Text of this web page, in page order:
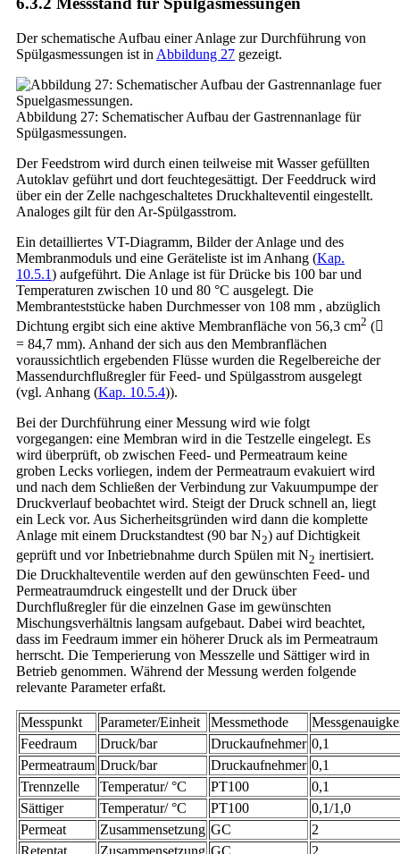
Der schematische Aufbau einer Anlage zur Durchführung von
Spülgasmessungen ist in Abbildung 27 gezeigt.
Abbildung 27: Schematischer Aufbau der Gastrennanlage für
Spülgasmessungen.
Der Feedstrom wird durch einen teilweise mit Wasser gefüllten
Autoklav geführt und dort feuchtegesättigt. Der Feeddruck wird
über ein der Zelle nachgeschaltetes Druckhalteventil eingestellt.
Analoges gilt für den Ar-Spülgasstrom.
Ein detailliertes VT-Diagramm, Bilder der Anlage und des
Membranmoduls und eine Geräteliste ist im Anhang (Kap.
10.5.1) aufgeführt. Die Anlage ist für Drücke bis 100 bar und
Temperaturen zwischen 10 und 80 °C ausgelegt. Die
Membranteststücke haben Durchmesser von 108 mm , abzüglich
Dichtung ergibt sich eine aktive Membranfläche von 56,3 cm2 (
= 84,7 mm). Anhand der sich aus den Membranflächen
voraussichtlich ergebenden Flüsse wurden die Regelbereiche der
Massendurchflußregler für Feed- und Spülgasstrom ausgelegt
(vgl. Anhang (Kap. 10.5.4)).
Bei der Durchführung einer Messung wird wie folgt
vorgegangen: eine Membran wird in die Testzelle eingelegt. Es
wird überprüft, ob zwischen Feed- und Permeatraum keine
groben Lecks vorliegen, indem der Permeatraum evakuiert wird
und nach dem Schließen der Verbindung zur Vakuumpumpe der
Druckverlauf beobachtet wird. Steigt der Druck schnell an, liegt
ein Leck vor. Aus Sicherheitsgründen wird dann die komplette
Anlage mit einem Druckstandtest (90 bar N2) auf Dichtigkeit
geprüft und vor Inbetriebnahme durch Spülen mit N2 inertisiert.
Die Druckhalteventile werden auf den gewünschten Feed- und
Permeatraumdruck eingestellt und der Druck über
Durchflußregler für die einzelnen Gase im gewünschten
Mischungsverhältnis langsam aufgebaut. Dabei wird beachtet,
dass im Feedraum immer ein höherer Druck als im Permeatraum
herrscht. Die Temperierung von Messzelle und Sättiger wird in
Betrieb genommen. Während der Messung werden folgende
relevante Parameter erfaßt.
Messpunkt Parameter/Einheit Messmethode
Feedraum
Druck/bar Druckaufnehmer 0,1
Permeatraum Druck/bar Druckaufnehmer 0,1
Trennzelle
Temperatur/ °C PT100
0,1
Sättiger
Temperatur/ °C PT100
0,1/1,0
Permeat
Zusammensetzung GC
2
Retentat
Zusammensetzung GC 2